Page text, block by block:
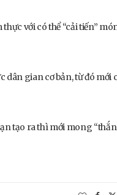
với có thể “cải tiến”
gian cơ bản, từ đó mới
tạo ra thì mới mong